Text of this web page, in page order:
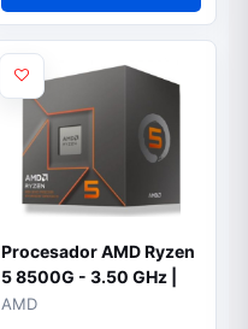
Procesador AMD Ryzen
5 8500G - 3.50 GHz |
Socket AM5 | 6 núcleos
AMD